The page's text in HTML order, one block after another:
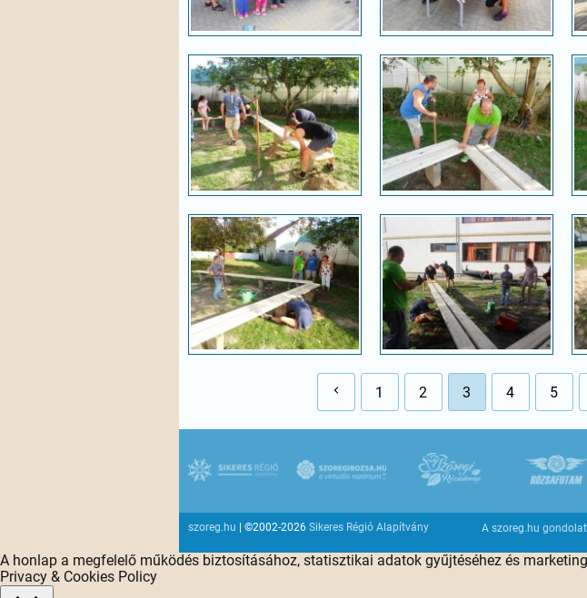
1 2 3 4 5
szoreg.hu | ©2002-2026 Sikeres Régió Alapítvány A szoreg.hu
A honlap a megfelelő működés biztosításához, statisztikai adatok gyűjtéséhez és
Privacy & Cookies Policy